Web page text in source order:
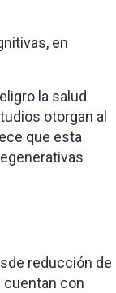
en
la salud
otorgan al
que esta
reducción de
cuentan con